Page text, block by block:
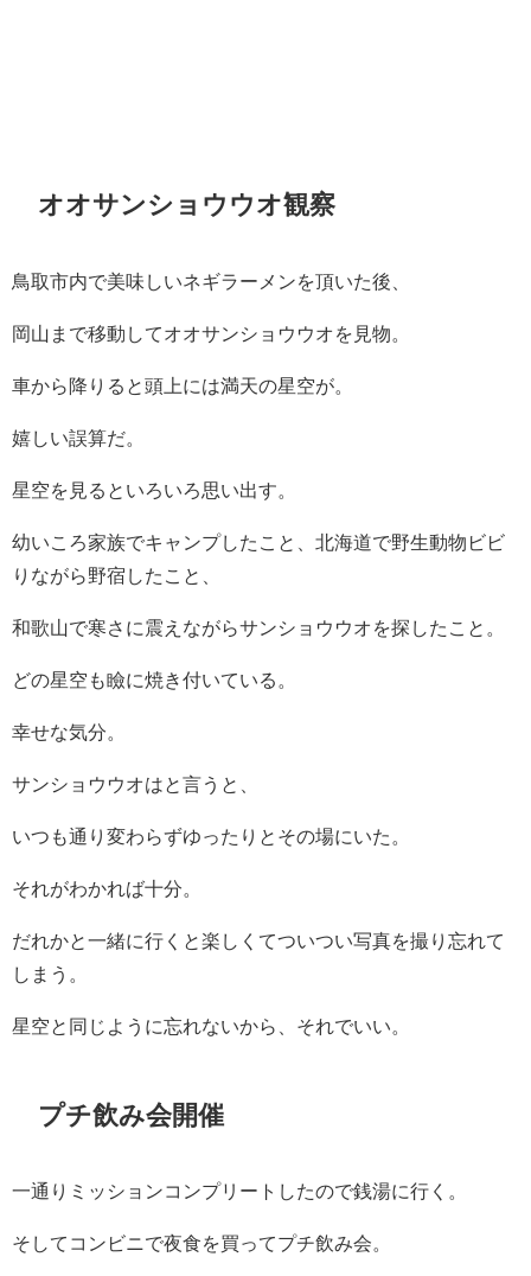
オオサンショウウオ観察
鳥取市内で美味しいネギラーメンを頂いた後、
岡山まで移動してオオサンショウウオを見物。
車から降りると頭上には満天の星空が。
嬉しい誤算だ。
星空を見るといろいろ思い出す。
幼いころ家族でキャンプしたこと、北海道で野生動物ビビ
りながら野宿したこと、
和歌山で寒さに震えながらサンショウウオを探したこと。
どの星空も瞼に焼き付いている。
幸せな気分。
サンショウウオはと言うと、
いつも通り変わらずゆったりとその場にいた。
それがわかれば十分。
だれかと一緒に行くと楽しくてついつい写真を撮り忘れて
しまう。
星空と同じように忘れないから、それでいい。
プチ飲み会開催
一通りミッションコンプリートしたので銭湯に行く。
そしてコンビニで夜食を買ってプチ飲み会。